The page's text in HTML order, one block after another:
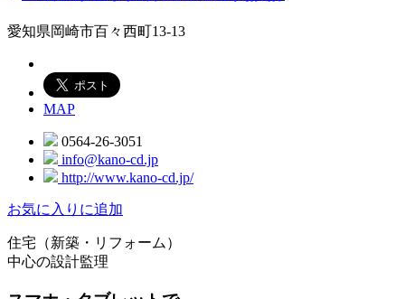
愛知県岡崎市百々西町13-13
MAP
0564-26-3051
info@kano-cd.jp
http://www.kano-cd.jp/
お気に入りに追加
住宅（新築・リフォーム）
中心の設計監理